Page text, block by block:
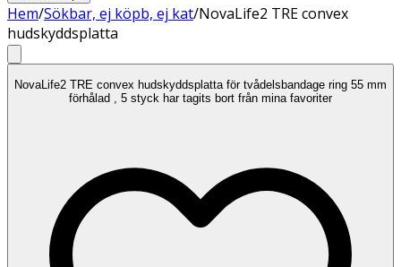
Hem/Sökbar, ej köpb, ej kat/NovaLife2 TRE convex
hudskyddsplatta
NovaLife2 TRE convex hudskyddsplatta för tvådelsbandage ring 55 mm
förhålad , 5 styck har tagits bort från mina favoriter